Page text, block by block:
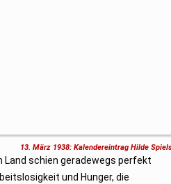
13. März 1938: Kalendereintrag Hilde
Land schien geradewegs perfekt
und Hunger, die